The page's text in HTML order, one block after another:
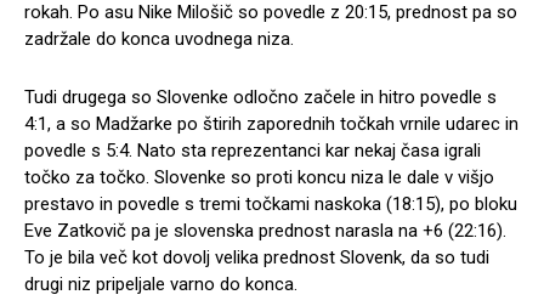
rokah. Po asu Nike Milošič so povedle z 20:15, prednost pa so
zadržale do konca uvodnega niza.
Tudi drugega so Slovenke odločno začele in hitro povedle s
4:1, a so Madžarke po štirih zaporednih točkah vrnile udarec in
povedle s 5:4. Nato sta reprezentanci kar nekaj časa igrali
točko za točko. Slovenke so proti koncu niza le dale v višjo
prestavo in povedle s tremi točkami naskoka (18:15), po bloku
Eve Zatkovič pa je slovenska prednost narasla na +6 (22:16).
To je bila več kot dovolj velika prednost Slovenk, da so tudi
drugi niz pripeljale varno do konca.